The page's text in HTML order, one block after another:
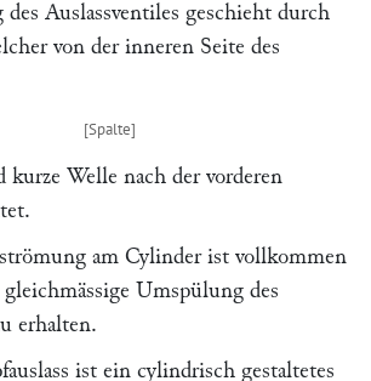
Auslassventiles geschieht durch
von der inneren Seite des
Welle nach der vorderen
am Cylinder ist vollkommen
Umspülung des
erhalten.
ist ein cylindrisch gestaltetes